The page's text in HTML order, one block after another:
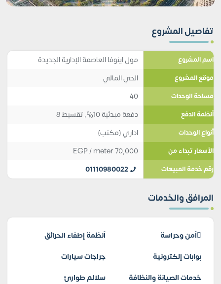
تفاصيل المشروع
اسم المشروع مول اينوفا العاصمة الإدارية الجديدة
موقع المشروع الحي المالي
مساحة الوحدات 40
أنظمة الدفع دفعة مبدئية 10%, تقسيط 8
أنواع الوحدات اداري (مكتب)
الأسعار تبداء من 70,000
EGP/ meter
رقم خدمة المبيعات 01110980022
المرافق والخدمات
أمن وحراسة
أنظمة إطفاء الحرائق
بوابات إلكترونية
جراجات سيارات
خدمات الصيانة والنظافة
سلالم طوارئ